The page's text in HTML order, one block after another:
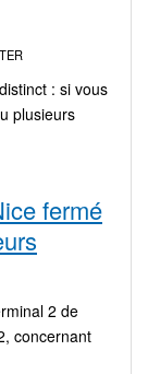
: si vous
plusieurs
fermé
2 de
concernant